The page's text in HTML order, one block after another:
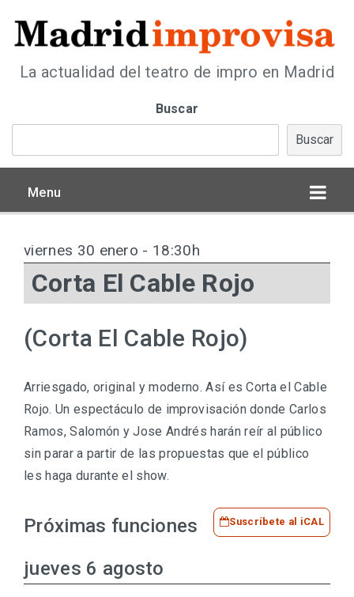
La actualidad del teatro de impro en Madrid
Buscar
Buscar
Menu
viernes 30 enero - 18:30h
Corta El Cable Rojo
(Corta El Cable Rojo)
Arriesgado, original y moderno. Así es Corta el Cable
Rojo. Un espectáculo de improvisación donde Carlos
Ramos, Salomón y Jose Andrés harán reír al público
sin parar a partir de las propuestas que el público
les haga durante el show.
Próximas funciones Suscríbete al iCAL
jueves 6 agosto